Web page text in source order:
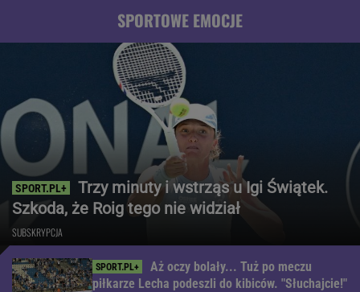
SPORTOWE EMOCJE
Trzy minuty i wstrząs u Igi Świątek.
Szkoda, że Roig tego nie widział
SUBSKRYPCJA
Aż oczy bolały... Tuż po meczu
piłkarze Lecha podeszli do kibiców. "Słuchajcie!"